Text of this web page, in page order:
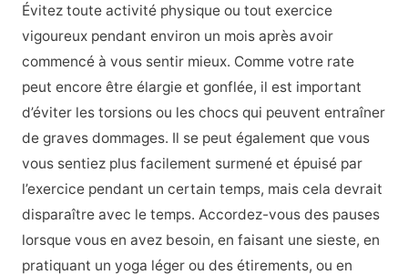
Évitez toute activité physique ou tout exercice
vigoureux pendant environ un mois après avoir
commencé à vous sentir mieux. Comme votre rate
peut encore être élargie et gonflée, il est important
d’éviter les torsions ou les chocs qui peuvent entraîner
de graves dommages. Il se peut également que vous
vous sentiez plus facilement surmené et épuisé par
l’exercice pendant un certain temps, mais cela devrait
disparaître avec le temps. Accordez-vous des pauses
lorsque vous en avez besoin, en faisant une sieste, en
pratiquant un yoga léger ou des étirements, ou en